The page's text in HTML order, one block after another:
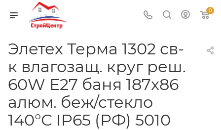
0
Элетех Терма 1302 св-
к влагозащ. круг реш.
60W Е27 баня 187x86
алюм. беж/стекло
140°С IP65 (РФ) 5010